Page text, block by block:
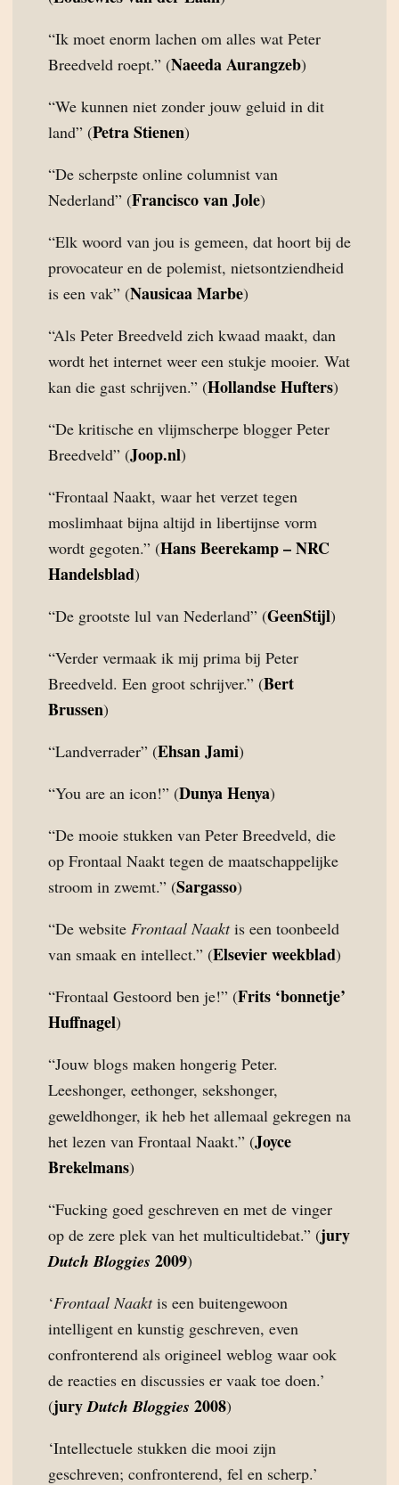
“Ik moet enorm lachen om alles wat Peter
Breedveld roept.” (Naeeda Aurangzeb)
“We kunnen niet zonder jouw geluid in dit
land” (Petra Stienen)
“De scherpste online columnist van
Nederland” (Francisco van Jole)
“Elk woord van jou is gemeen, dat hoort bij de
provocateur en de polemist, nietsontziendheid
is een vak” (Nausicaa Marbe)
“Als Peter Breedveld zich kwaad maakt, dan
wordt het internet weer een stukje mooier. Wat
kan die gast schrijven.” (Hollandse Hufters)
“De kritische en vlijmscherpe blogger Peter
Breedveld” (Joop.nl)
“Frontaal Naakt, waar het verzet tegen
moslimhaat bijna altijd in libertijnse vorm
wordt gegoten.” (Hans Beerekamp – NRC
Handelsblad)
“De grootste lul van Nederland” (GeenStijl)
“Verder vermaak ik mij prima bij Peter
Breedveld. Een groot schrijver.” (Bert
Brussen)
“Landverrader” (Ehsan Jami)
“You are an icon!” (Dunya Henya)
“De mooie stukken van Peter Breedveld, die
op Frontaal Naakt tegen de maatschappelijke
stroom in zwemt.” (Sargasso)
“De website Frontaal Naaktis een toonbeeld
van smaak en intellect.” (Elsevier weekblad)
“Frontaal Gestoord ben je!” (Frits ‘bonnetje’
Huffnagel)
“Jouw blogs maken hongerig Peter.
Leeshonger, eethonger, sekshonger,
geweldhonger, ik heb het allemaal gekregen na
het lezen van Frontaal Naakt.” (Joyce
Brekelmans)
“Fucking goed geschreven en met de vinger
op de zere plek van het multicultidebat.” (jury
Dutch Bloggies 2009)
‘Frontaal Naaktis een buitengewoon
intelligent en kunstig geschreven, even
confronterend als origineel weblog waar ook
de reacties en discussies er vaak toe doen.’
(juryDutch Bloggies 2008)
‘Intellectuele stukken die mooi zijn
geschreven; confronterend, fel en scherp.’